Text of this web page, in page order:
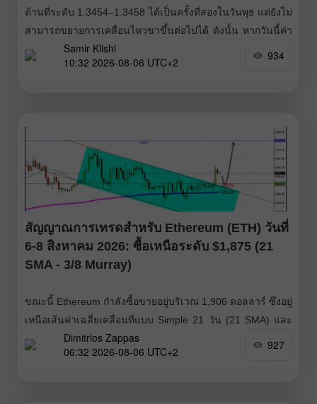
ต้านที่ระดับ 1.3454–1.3458 ได้เป็นครั้งที่สองในวันพุธ แต่ยังไม่
สามารถขยายการเคลื่อนไหวขาขึ้นต่อไปได้ ดังนั้น หากวันนี้ค่า
เงินปอนด์ยังคงเคลื่อนไหวอยู่เหนือโซนนี้ การปรับตัวขึ้นอาจ
ดำเนินต่อไปสู่แนวต้านถัดไปที่ระดับ 1.3526–1.3557 การกลับ
Samir Klishi
10:32 2026-08-06 UTC+2
934
สัญญาณการเทรดสำหรับ Ethereum (ETH) วันที่
6-8 สิงหาคม 2026: ซื้อเหนือระดับ $1,875 (21
SMA - 3/8 Murray)
ขณะนี้ Ethereum กำลังซื้อขายอยู่บริเวณ 1,906 ดอลลาร์ ซึ่งอยู่
เหนือเส้นค่าเฉลี่ยเคลื่อนที่แบบ Simple 21 วัน (21 SMA) และ
เส้นค่าเฉลี่ยเคลื่อนที่แบบ Exponential 200 วัน
Dimitrios Zappas
06:32 2026-08-06 UTC+2
927